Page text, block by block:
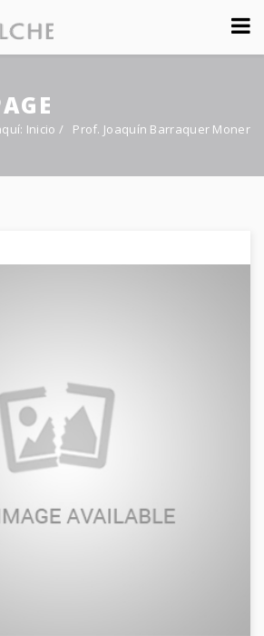
Sobre nosotros
Congreso
Inicio / Prof. Joaquín Barraquer Moner